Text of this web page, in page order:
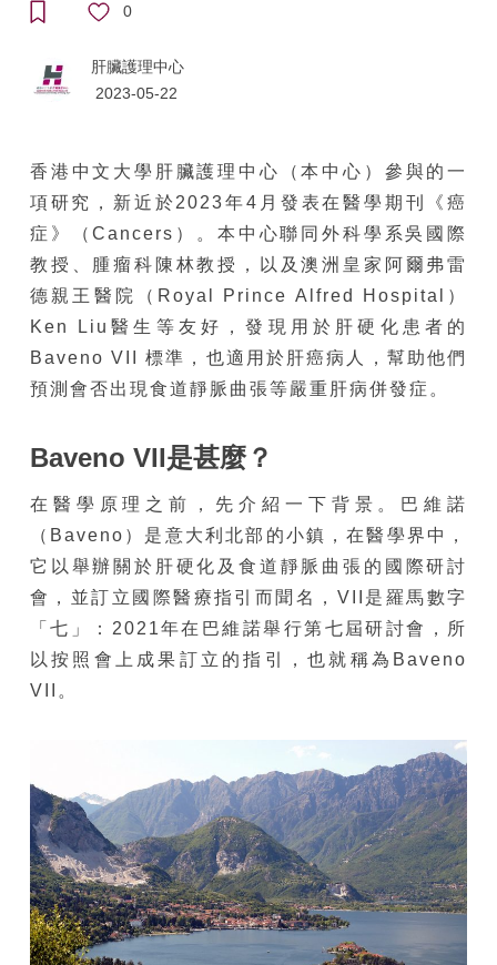
0
肝臟護理中心
2023-05-22
香港中文大學肝臟護理中心（本中心）參與的一
項研究，新近於2023年4月發表在醫學期刊《癌
症》（Cancers）。本中心聯同外科學系吳國際
教授、腫瘤科陳林教授，以及澳洲皇家阿爾弗雷
德親王醫院（Royal Prince Alfred Hospital）
Ken Liu醫生等友好，發現用於肝硬化患者的
Baveno VII 標準，也適用於肝癌病人，幫助他們
預測會否出現食道靜脈曲張等嚴重肝病併發症。
Baveno VII是甚麼？
在醫學原理之前，先介紹一下背景。巴維諾
（Baveno）是意大利北部的小鎮，在醫學界中，
它以舉辦關於肝硬化及食道靜脈曲張的國際研討
會，並訂立國際醫療指引而聞名，VII是羅馬數字
「七」：2021年在巴維諾舉行第七屆研討會，所
以按照會上成果訂立的指引，也就稱為Baveno
VII。